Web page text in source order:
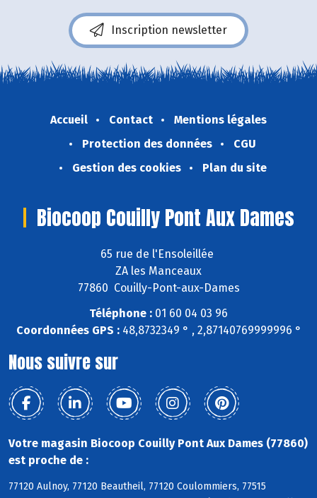
Inscription newsletter
Accueil Contact
Mentions légales
Protection des données
CGU
Gestion des cookies
Plan du site
Biocoop Couilly Pont Aux Dames
65 rue de l'Ensoleillée
ZA les Manceaux
77860 Couilly-Pont-aux-Dames
Téléphone : 01 60 04 03 96
Coordonnées GPS :48,8732349 ° , 2,87140769999996 °
Nous suivre sur
Votre magasin Biocoop Couilly Pont Aux Dames (77860)
est proche de :
77120 Aulnoy, 77120 Beautheil, 77120 Coulommiers, 77515